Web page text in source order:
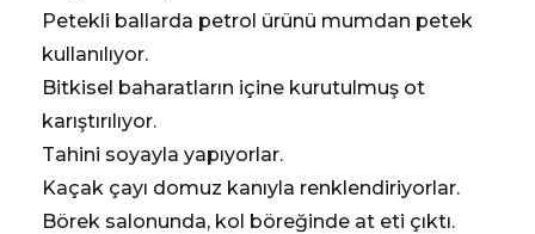
Petekli ballarda petrol ürünü mumdan petek
kullanılıyor.
Bitkisel baharatların içine kurutulmuş ot
karıştırılıyor.
Tahini soyayla yapıyorlar.
Kaçak çayı domuz kanıyla renklendiriyorlar.
Börek salonunda, kol böreğinde at eti çıktı.